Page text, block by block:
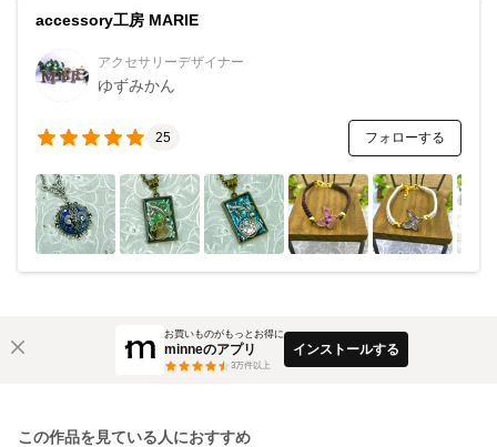
accessory工房 MARIE
アクセサリーデザイナー
ゆずみかん
25 フォローする
お買いものがもっとお得に
minneのアプリ
3万件以上
インストールする
この作品を見ている人におすすめ